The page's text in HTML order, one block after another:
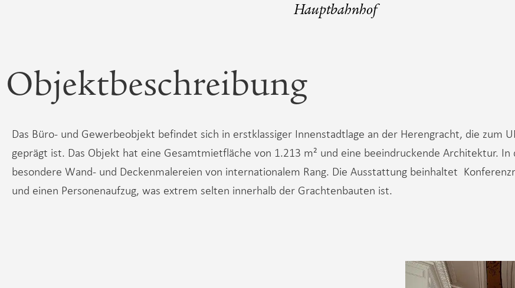
Hauptbahnhof
Objektbeschreibung
Das Büro- und Gewerbeobjekt befindet sich in erstklassiger Innenstadtlage an der Herengracht, die zum
geprägt ist. Das Objekt hat eine Gesamtmietfläche von 1.213 m² und eine beeindruckende Architektur.
besondere Wand- und Deckenmalereien von internationalem Rang. Die Ausstattung beinhaltet
und einen Personenaufzug, was extrem selten innerhalb der Grachtenbauten ist.